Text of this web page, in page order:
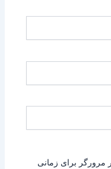
مرورگر برای زمانی